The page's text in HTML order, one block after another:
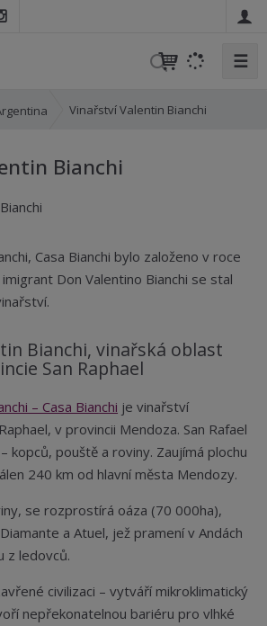
V
h
☰
Vinařství Valentin Bianchi
Bianchi
Casa Bianchi bylo založeno v roce
Don Valentino Bianchi se stal
Bianchi, vinařská oblast
San Raphael
– Casa Bianchi je vinařství
v provincii Mendoza. San Rafael
kopců, pouště a roviny. Zaujímá plochu
240 km od hlavní města Mendozy.
se rozprostírá oáza (70 000ha),
a Atuel, jež pramení v Andách
z ledovců.
civilizaci – vytváří mikroklimatický
nepřekonatelnou bariéru pro vlhké